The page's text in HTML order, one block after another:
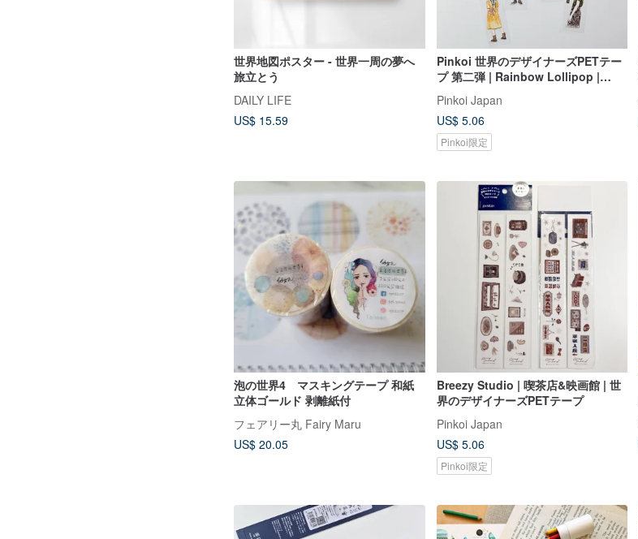
世界地図ポスター - 世界一周の夢へ
旅立とう
DAILY LIFE
US$ 15.59
Pinkoi 世界のデザイナーズPETテー
プ 第二弾 | Rainbow Lollipop |
seonhan-maeum | 光沢タイプ
Pinkoi Japan
US$ 5.06
Pinkoi限定
泡の世界4 マスキングテープ 和紙
立体ゴールド 剥離紙付
フェアリー丸 Fairy Maru
US$ 20.05
Breezy Studio | 喫茶店&映画館 | 世
界のデザイナーズPETテープ
Pinkoi Japan
US$ 5.06
Pinkoi限定